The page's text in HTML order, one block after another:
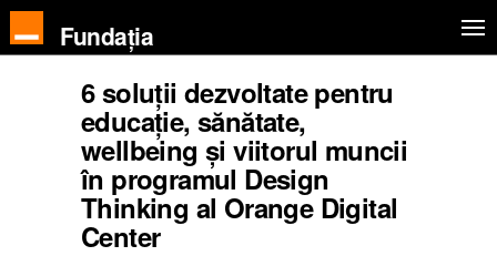
Fundația
6 soluții dezvoltate pentru
educație, sănătate,
wellbeing și viitorul muncii
în programul Design
Thinking al Orange Digital
Center